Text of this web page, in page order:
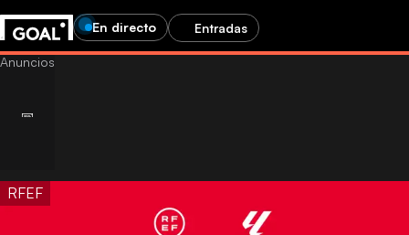
En directo Entradas
RFEF